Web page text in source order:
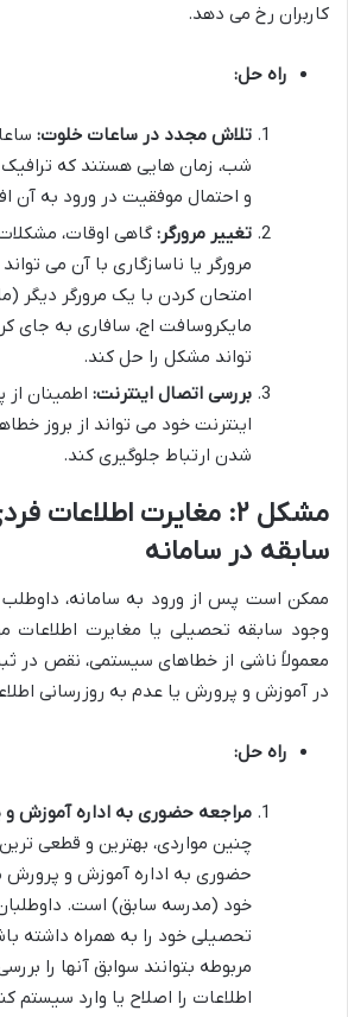
کاربران رخ می دهد.
راه حل:
تلاش مجدد در ساعات خلوت:
شب، زمان هایی هستند که
و احتمال موفقیت در ورود به آن
تغییر مرورگر: گاهی اوقات،
مرورگر یا ناسازگاری با آن می
امتحان کردن با یک مرورگر دیگر
مایکروسافت اج، سافاری به جای
تواند مشکل را حل کند.
بررسی اتصال اینترنت: اطمینان
اینترنت خود می تواند از بروز
شدن ارتباط جلوگیری کند.
مشکل ۲: مغایرت
سابقه در سامانه
ممکن است پس از ورود به سامانه، داوطلب
وجود سابقه تحصیلی یا مغایرت
معمولاً ناشی از خطاهای سیستمی، نقص در
در آموزش و پرورش یا عدم به روزرسانی
راه حل:
مراجعه حضوری به اداره آموزش
چنین مواردی، بهترین و قطعی
حضوری به اداره آموزش و
خود (مدرسه سابق) است.
تحصیلی خود را به همراه داشته
مربوطه بتوانند سوابق آنها را
اطلاعات را اصلاح یا وارد سیستم